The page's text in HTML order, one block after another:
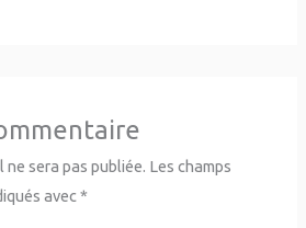
sera pas publiée. Les champs
avec*